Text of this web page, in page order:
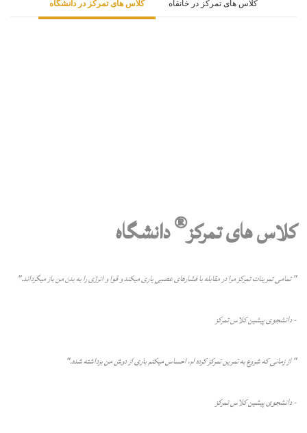
کلاس های تمرکز در دانشگاه کلاس های تمرکز در خانقاه
کلاس های تمرکز®دانشگاه
" تمامى تمرينات تمركز مرا در مقابله با فشارهاى عصبى يارى ميكند و قوا و انرژى را به بدن من باز ميگرداند."
- دانشجوى پيشين كلاس تمركز
" از زمانى كه شروع به تمرين تمركز كرده ام، احساس ميكنم بارى از دوش من برداشته شده."
- دانشجوى پيشين كلاس تمركز